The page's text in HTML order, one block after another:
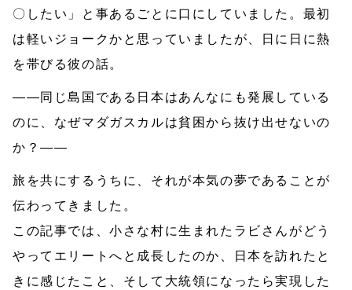
〇したい」と事あるごとに口にしていました。最初
は軽いジョークかと思っていましたが、日に日に熱
を帯びる彼の話。
——同じ島国である日本はあんなにも発展している
のに、なぜマダガスカルは貧困から抜け出せないの
か？——
旅を共にするうちに、それが本気の夢であることが
伝わってきました。
この記事では、小さな村に生まれたラビさんがどう
やってエリートへと成長したのか、日本を訪れたと
きに感じたこと、そして大統領になったら実現した